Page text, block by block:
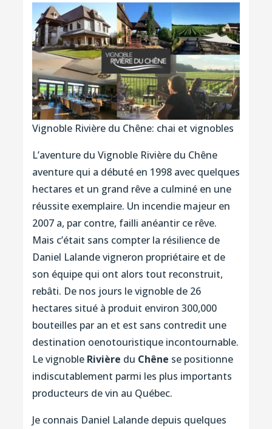
Vignoble Rivière du Chêne: chai et vignobles
L’aventure du Vignoble Rivière du Chêne
aventure qui a débuté en 1998 avec quelques
hectares et un grand rêve a culminé en une
réussite exemplaire. Un incendie majeur en
2007 a, par contre, failli anéantir ce rêve.
Mais c’était sans compter la résilience de
Daniel Lalande vigneron propriétaire et de
son équipe qui ont alors tout reconstruit,
rebâti. De nos jours le vignoble de 26
hectares situé à produit environ 300,000
bouteilles par an et est sans contredit une
destination oenotouristique incontournable.
Le vignoble Rivière du Chêne se positionne
indiscutablement parmi les plus importants
producteurs de vin au Québec.
Je connais Daniel Lalande depuis quelques